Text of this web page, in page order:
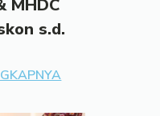
MHDC
s.d.